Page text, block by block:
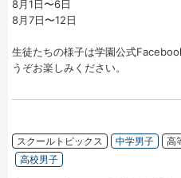
8月1日〜6日
8月7日〜12日
生徒たちの様子は学園公式
うぞお楽しみください。
スクールトピックス 中学男子 高
高校男子